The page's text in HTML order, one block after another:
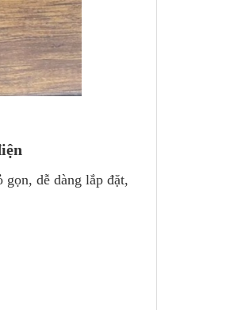
dễ dàng lắp đặt,